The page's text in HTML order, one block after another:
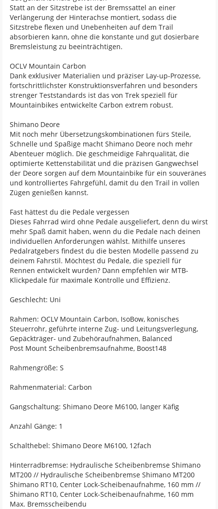
Statt an der Sitzstrebe ist der Bremssattel an einer
Verlängerung der Hinterachse montiert, sodass die
Sitzstrebe flexen und Unebenheiten auf dem Trail
absorbieren kann, ohne die konstante und gut dosierbare
Bremsleistung zu beeinträchtigen.
OCLV Mountain Carbon
Dank exklusiver Materialien und präziser Lay-up-Prozesse,
fortschrittlichster Konstruktionsverfahren und besonders
strenger Teststandards ist das von Trek speziell für
Mountainbikes entwickelte Carbon extrem robust.
Shimano Deore
Mit noch mehr Übersetzungskombinationen fürs Steile,
Schnelle und Spaßige macht Shimano Deore noch mehr
Abenteuer möglich. Die geschmeidige Fahrqualität, die
optimierte Kettenstabilität und die präzisen Gangwechsel
der Deore sorgen auf dem Mountainbike für ein souveränes
und kontrolliertes Fahrgefühl, damit du den Trail in vollen
Zügen genießen kannst.
Fast hättest du die Pedale vergessen
Dieses Fahrrad wird ohne Pedale ausgeliefert, denn du wirst
mehr Spaß damit haben, wenn du die Pedale nach deinen
individuellen Anforderungen wählst. Mithilfe unseres
Pedalratgebers findest du die besten Modelle passend zu
deinem Fahrstil. Möchtest du Pedale, die speziell für
Rennen entwickelt wurden? Dann empfehlen wir MTB-
Klickpedale für maximale Kontrolle und Effizienz.
Geschlecht: Uni
Rahmen: OCLV Mountain Carbon, IsoBow, konisches
Steuerrohr, geführte interne Zug- und Leitungsverlegung,
Gepäckträger- und Zubehöraufnahmen, Balanced
Post Mount Scheibenbremsaufnahme, Boost148
Rahmengröße: S
Rahmenmaterial: Carbon
Gangschaltung: Shimano Deore M6100, langer Käfig
Anzahl Gänge: 1
Schalthebel: Shimano Deore M6100, 12fach
Hinterradbremse: Hydraulische Scheibenbremse Shimano
MT200 // Hydraulische Scheibenbremse Shimano MT200
Shimano RT10, Center Lock-Scheibenaufnahme, 160 mm //
Shimano RT10, Center Lock-Scheibenaufnahme, 160 mm
Max. Bremsscheibendu